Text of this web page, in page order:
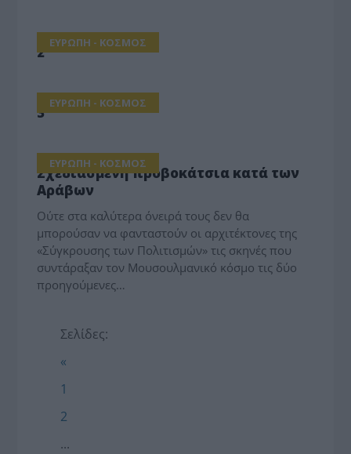
ΕΥΡΩΠΗ - ΚΟΣΜΟΣ
2
ΕΥΡΩΠΗ - ΚΟΣΜΟΣ
3
ΕΥΡΩΠΗ - ΚΟΣΜΟΣ
Σχεδιασμένη προβοκάτσια κατά των
Αράβων
Ούτε στα καλύτερα όνειρά τους δεν θα
μπορούσαν να φανταστούν οι αρχιτέκτονες της
«Σύγκρουσης των Πολιτισμών» τις σκηνές που
συντάραξαν τον Μουσουλμανικό κόσμο τις δύο
προηγούμενες…
Σελίδες:
«
1
2
...